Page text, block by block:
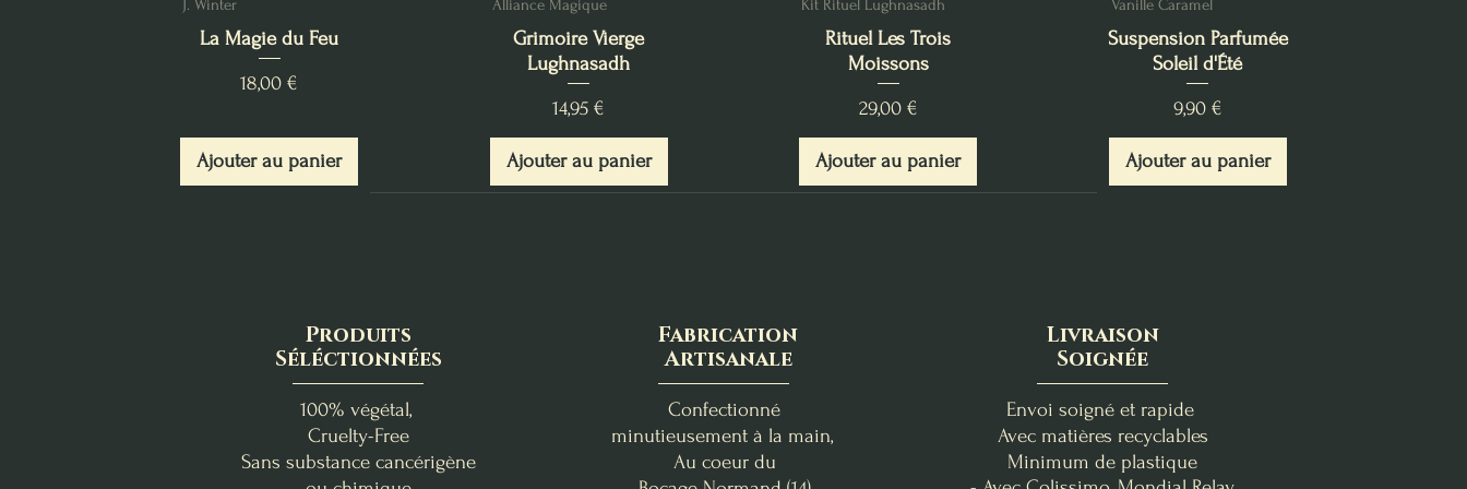
J. Winter
La Magie du Feu
Prix
18,00 €
Ajouter au panier
Alliance Magique
Grimoire Vierge
Lughnasadh
Prix
14,95 €
Ajouter au panier
Kit Rituel Lughnasadh
Rituel Les Trois
Moissons
Prix
29,00 €
Ajouter au panier
Vanille Caramel
Suspension Parfumée
Soleil d'Été
Prix
9,90 €
Ajouter au panier
Produits
Séléctionnées
100% végétal,
Cruelty-Free
Sans substance cancérigène
Fabrication
Artisanale
Confectionné
minutieusement à la main,
Au coeur du
Livraison
Soignée
Envoi soigné et rapide
Avec matières recyclables
Minimum de plastique